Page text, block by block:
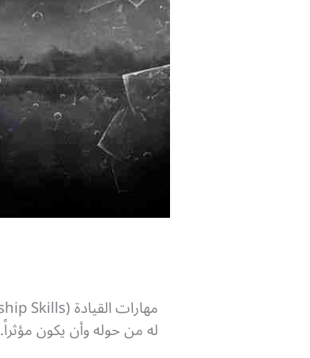
له من حوله وأن يكون مؤثراً.